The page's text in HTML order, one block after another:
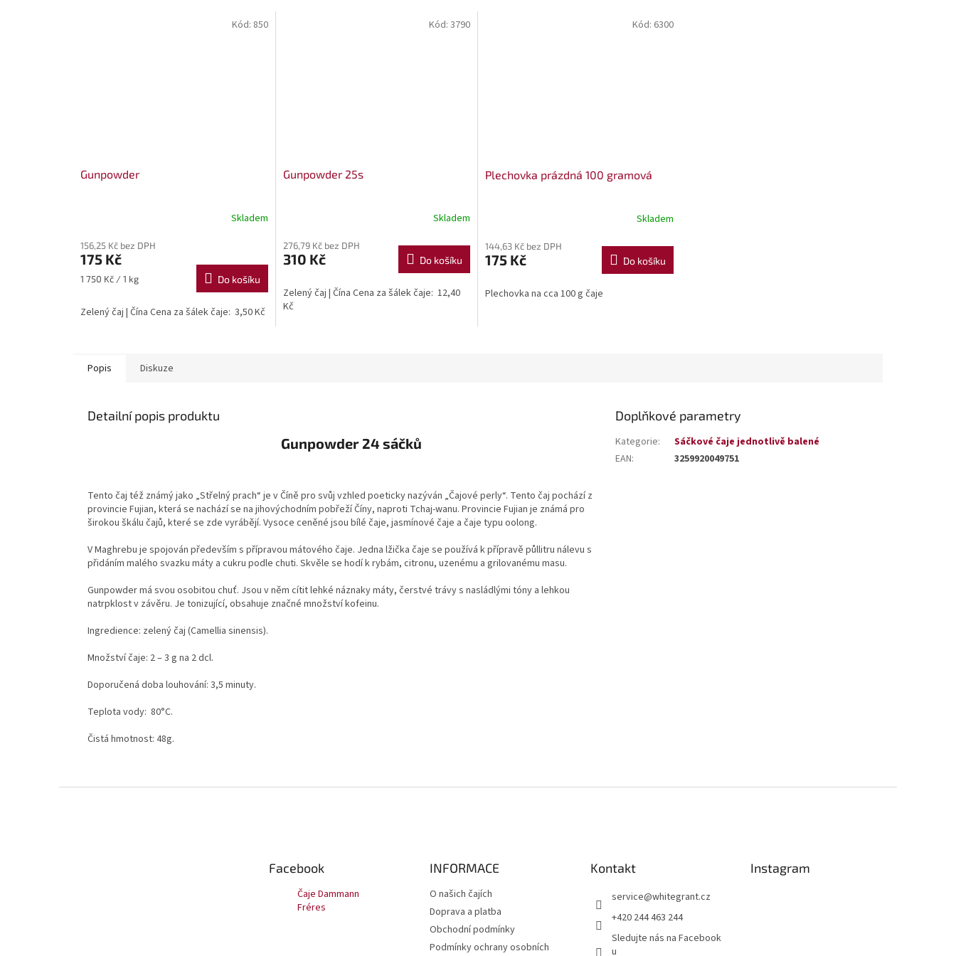
Gunpowder
Skladem
156,25 Kč bez DPH
175 Kč
Měrná
1 750 Kč / 1 kg Do košíku
Zelený čaj | Čína Cena za šálek čaje: 3,50 Kč
Kód: 850
Gunpowder 25s
Skladem
276,79 Kč bez DPH
310 Kč Do košíku
Zelený čaj | Čína Cena za šálek čaje: 12,40
Kč
Kód: 3790
Plechovka prázdná 100 gramová
Skladem
144,63 Kč bez DPH
175 Kč Do košíku
Plechovka na cca 100 g čaje
Kód: 6300
Popis Diskuze
Detailní popis produktu
Gunpowder 24 sáčků
Tento čaj též známý jako „Střelný prach“ je v Číně pro svůj vzhled poeticky nazýván „Čajové perly“. Tento čaj pochází z
provincie Fujian, která se nachází se na jihovýchodním pobřeží Číny, naproti Tchaj-wanu. Provincie Fujian je známá pro
širokou škálu čajů, které se zde vyrábějí. Vysoce ceněné jsou bílé čaje, jasmínové čaje a čaje typu oolong.
V Maghrebu je spojován především s přípravou mátového čaje. Jedna lžička čaje se používá k přípravě půllitru nálevu s
přidáním malého svazku máty a cukru podle chuti. Skvěle se hodí k rybám, citronu, uzenému a grilovanému masu.
Gunpowder má svou osobitou chuť. Jsou v něm cítit lehké náznaky máty, čerstvé trávy s nasládlými tóny a lehkou
natrpklost v závěru. Je tonizující, obsahuje značné množství kofeinu.
Ingredience: zelený čaj (Camellia sinensis).
Množství čaje: 2 – 3 g na 2 dcl.
Doporučená doba louhování: 3,5 minuty.
Teplota vody: 80°C.
Čistá hmotnost: 48g.
Doplňkové parametry
Kategorie:
Sáčkové čaje jednotlivě balené
EAN: 3259920049751
Facebook
Čaje Dammann
Fréres
INFORMACE
O našich čajích
Doprava a platba
Obchodní podmínky
Podmínky ochrany osobních
Kontakt
service@whitegrant.cz
+420 244 463 244
Sledujte nás na Facebook
u
Instagram